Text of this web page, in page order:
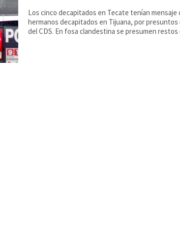
Los cinco decapitados en Tecate tenían mensaje
hermanos decapitados en Tijuana, por presuntos
del CDS. En fosa clandestina se presumen